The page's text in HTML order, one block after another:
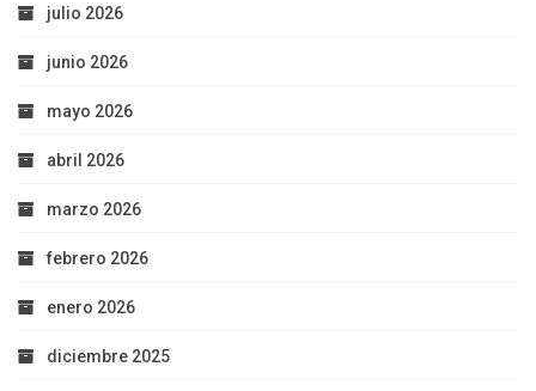
julio 2026
junio 2026
mayo 2026
abril 2026
marzo 2026
febrero 2026
enero 2026
diciembre 2025